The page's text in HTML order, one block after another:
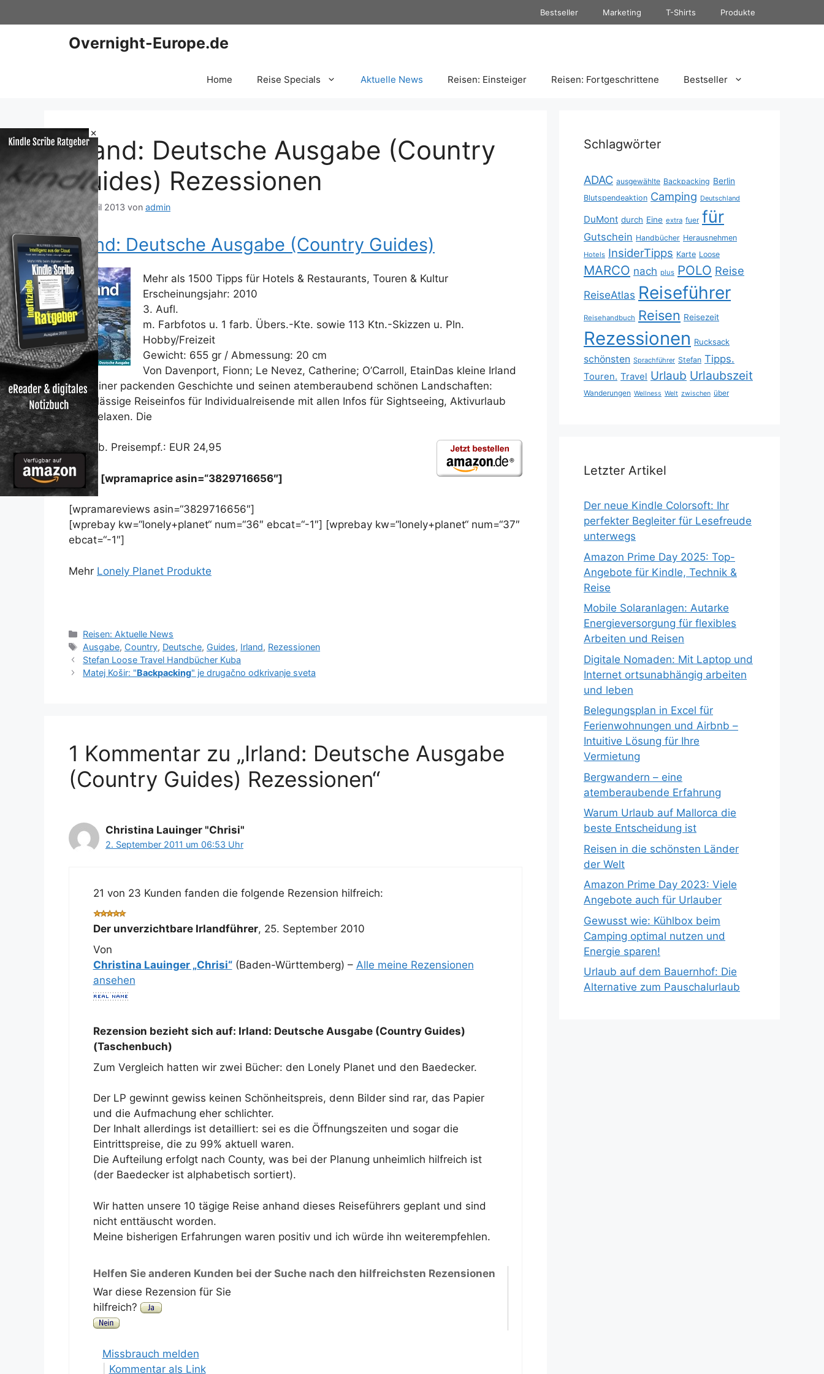
×
Inhalt
Bestseller Marketing T-Shirts Produkte
Overnight-Europe.de
Home Reise Specials Aktuelle News Reisen: Einsteiger Reisen: Fortgeschrittene Bestseller
Irland: Deutsche Ausgabe (Country
Guides) Rezessionen
16. April 2013 von admin
Irland: Deutsche Ausgabe (Country Guides)
Mehr als 1500 Tipps für Hotels & Restaurants, Touren & Kultur
Erscheinungsjahr: 2010
3. Aufl.
m. Farbfotos u. 1 farb. Übers.-Kte. sowie 113 Ktn.-Skizzen u. Pln.
Hobby/Freizeit
Gewicht: 655 gr / Abmessung: 20 cm
Von Davenport, Fionn; Le Nevez, Catherine; O’Carroll, EtainDas kleine Irland
mit seiner packenden Geschichte und seinen atemberaubend schönen Landschaften:
Zuverlässige Reiseinfos für Individualreisende mit allen Infos für Sightseeing, Aktivurlaub
und Relaxen. Die
Unverb. Preisempf.: EUR 24,95
Preis: [wpramaprice asin=“3829716656″]
[wpramareviews asin=“3829716656″]
[wprebay kw=“lonely+planet“ num=“36″ ebcat=“-1″] [wprebay kw=“lonely+planet“ num=“37″
ebcat=“-1″]
Mehr Lonely Planet Produkte
Kategorien
Reisen: Aktuelle News
Schlagwörter
Ausgabe, Country, Deutsche, Guides, Irland, Rezessionen
Stefan Loose Travel Handbücher Kuba
Matej Košir: "Backpacking" je drugačno odkrivanje sveta
1 Kommentar zu „Irland: Deutsche Ausgabe
(Country Guides) Rezessionen“
Christina Lauinger "Chrisi"
2. September 2011 um 06:53 Uhr
21 von 23 Kunden fanden die folgende Rezension hilfreich:
Der unverzichtbare Irlandführer, 25. September 2010
Von
Christina Lauinger „Chrisi“(Baden-Württemberg) – Alle meine Rezensionen
ansehen
Rezension bezieht sich auf: Irland: Deutsche Ausgabe (Country Guides)
(Taschenbuch)
Zum Vergleich hatten wir zwei Bücher: den Lonely Planet und den Baedecker.
Der LP gewinnt gewiss keinen Schönheitspreis, denn Bilder sind rar, das Papier
und die Aufmachung eher schlichter.
Der Inhalt allerdings ist detailliert: sei es die Öffnungszeiten und sogar die
Eintrittspreise, die zu 99% aktuell waren.
Die Aufteilung erfolgt nach County, was bei der Planung unheimlich hilfreich ist
(der Baedecker ist alphabetisch sortiert).
Wir hatten unsere 10 tägige Reise anhand dieses Reiseführers geplant und sind
nicht enttäuscht worden.
Meine bisherigen Erfahrungen waren positiv und ich würde ihn weiterempfehlen.
Helfen Sie anderen Kunden bei der Suche nach den hilfreichsten Rezensionen
War diese Rezension für Sie
hilfreich?
Missbrauch melden
Kommentar als Link
Schlagwörter
ADAC ausgewählte Backpacking Berlin
Blutspendeaktion Camping Deutschland
DuMont durch Eine extra fuer für
Gutschein Handbücher Herausnehmen
Hotels InsiderTipps Karte Loose
MARCO nach plus POLO Reise
ReiseAtlas Reiseführer
Reisehandbuch Reisen Reisezeit
Rezessionen Rucksack
schönsten Sprachführer Stefan Tipps.
Touren. Travel Urlaub Urlaubszeit
Wanderungen Wellness Welt zwischen über
Letzter Artikel
Der neue Kindle Colorsoft: Ihr
perfekter Begleiter für Lesefreude
unterwegs
Amazon Prime Day 2025: Top-
Angebote für Kindle, Technik &
Reise
Mobile Solaranlagen: Autarke
Energieversorgung für flexibles
Arbeiten und Reisen
Digitale Nomaden: Mit Laptop und
Internet ortsunabhängig arbeiten
und leben
Belegungsplan in Excel für
Ferienwohnungen und Airbnb –
Intuitive Lösung für Ihre
Vermietung
Bergwandern – eine
atemberaubende Erfahrung
Warum Urlaub auf Mallorca die
beste Entscheidung ist
Reisen in die schönsten Länder
der Welt
Amazon Prime Day 2023: Viele
Angebote auch für Urlauber
Gewusst wie: Kühlbox beim
Camping optimal nutzen und
Energie sparen!
Urlaub auf dem Bauernhof: Die
Alternative zum Pauschalurlaub